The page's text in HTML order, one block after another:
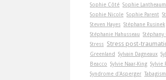
Sophie Côté Sophie
Sophie Nicole Sophie Parent
Steven Hayes Stéphane Rusinek
Stéphanie Hahusseau Stéphany
Stress Stress post-
Greenland Sylvain Dagneaux
Beacco Sylvie Naar-King Sylvie
Syndrome d'Asperger